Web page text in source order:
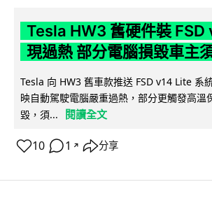
Tesla HW3 舊硬件裝 FSD
現過熱 部分電腦損毀車主
Tesla 向 HW3 舊車款推送 FSD v14 Lite 系
映自動駕駛電腦嚴重過熱，部分更觸發高溫
毀，須...
閱讀全文
10 1 ↗ 分享